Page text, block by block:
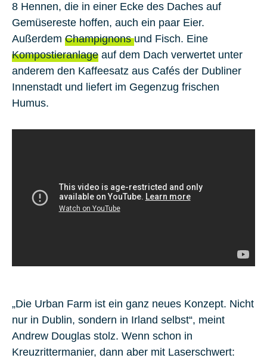
8 Hennen, die in einer Ecke des Daches auf
Gemüsereste hoffen, auch ein paar Eier.
Außerdem Champignonsund Fisch. Eine
Kompostieranlage auf dem Dach verwertet unter
anderem den Kaffeesatz aus Cafés der Dubliner
Innenstadt und liefert im Gegenzug frischen
Humus.
„Die Urban Farm ist ein ganz neues Konzept. Nicht
nur in Dublin, sondern in Irland selbst“, meint
Andrew Douglas stolz. Wenn schon in
Kreuzrittermanier, dann aber mit Laserschwert: